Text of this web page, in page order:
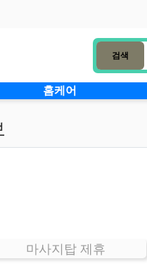
검색
홈케어
마사지탑 제휴